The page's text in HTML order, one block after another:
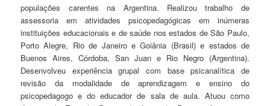
populações carentes na Argentina. Realizou trabalho de
assessoria em atividades psicopedagógicas em inúmeras
instituições educacionais e de saúde nos estados de São Paulo,
Porto Alegre, Rio de Janeiro e Goiânia (Brasil) e estados de
Buenos Aires, Córdoba, San Juan e Rio Negro (Argentina).
Desenvolveu experiência grupal com base psicanalítica de
revisão da modalidade de aprendizagem e ensino do
psicopedagogo e do educador de sala de aula. Atuou como